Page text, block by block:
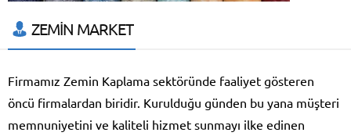
ZEMİN MARKET
Firmamız Zemin Kaplama sektöründe faaliyet gösteren
öncü firmalardan biridir. Kurulduğu günden bu yana müşteri
memnuniyetini ve kaliteli hizmet sunmayı ilke edinen